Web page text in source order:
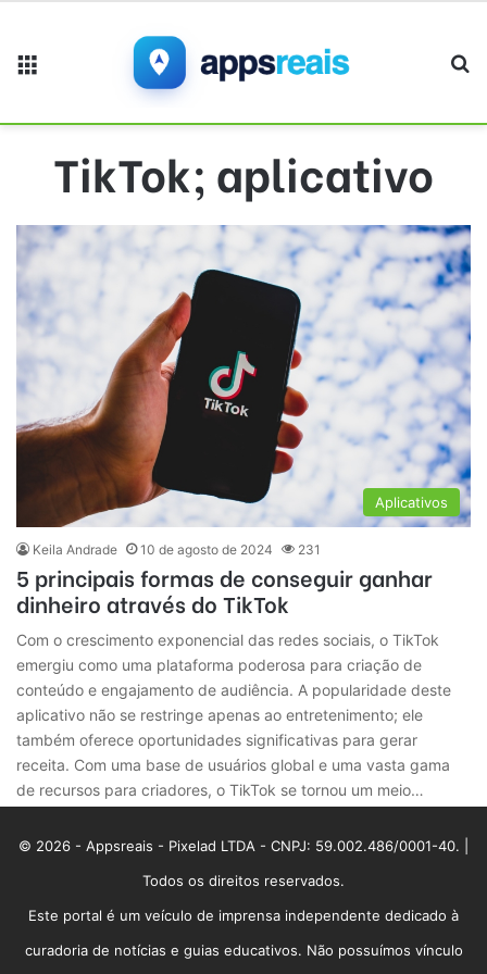
TikTok; aplicativo
Aplicativos
Keila Andrade 10 de agosto de 2024 231
5 principais formas de conseguir ganhar
dinheiro através do TikTok
Com o crescimento exponencial das redes sociais, o TikTok
emergiu como uma plataforma poderosa para criação de
conteúdo e engajamento de audiência. A popularidade deste
aplicativo não se restringe apenas ao entretenimento; ele
também oferece oportunidades significativas para gerar
receita. Com uma base de usuários global e uma vasta gama
de recursos para criadores, o TikTok se tornou um meio…
© 2026 - Appsreais - Pixelad LTDA - CNPJ: 59.002.486/0001-40. |
Todos os direitos reservados.
Este portal é um veículo de imprensa independente dedicado à
curadoria de notícias e guias educativos. Não possuímos vínculo